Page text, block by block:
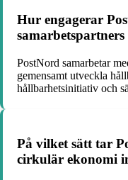
Hur engagerar
PostNord samarbetar
gemensamt utveckla
hållbarhetsinitiativ och
På vilket sätt tar
cirkulär ekonomi